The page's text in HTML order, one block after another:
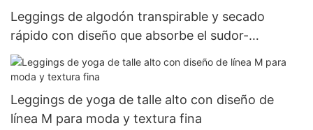
Leggings de algodón transpirable y secado
rápido con diseño que absorbe el sudor-
ROADSUNSHINE
Leggings de yoga de talle alto con diseño de
línea M para moda y textura fina